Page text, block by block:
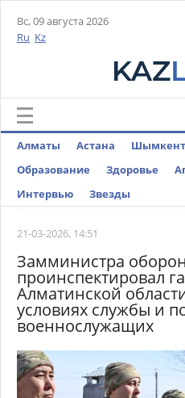
Вс, 09 августа 2026
Ru Kz
Алматы Астана Шымкент
Образование
Здоровье
Интервью
Звезды
21-03-2026, 14:51
Замминистра
проинспектировал
Алматинской
условиях службы и
военнослужащих